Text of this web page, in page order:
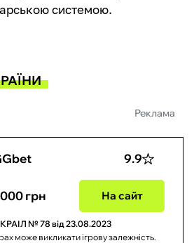
системою.
Реклама
9.9
грн На сайт
КРАІЛ № 78 від 23.08.2023
може викликати ігрову залежність.